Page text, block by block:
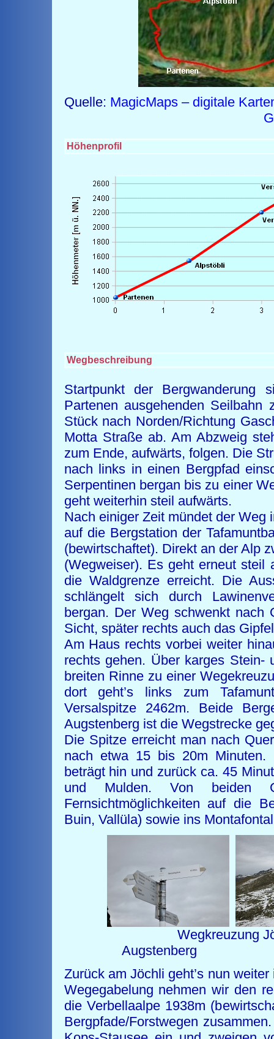
Quelle: MagicMaps – digitale
Höhenprofil
Wegbeschreibung
Startpunkt der Bergwanderung
Partenen ausgehenden
Stück nach Norden/Richtung
Motta Straße ab. Am Abzweig
zum Ende, aufwärts, folgen. Die
nach links in einen Bergpfad
Serpentinen bergan bis zu einer
geht weiterhin steil aufwärts.
Nach einiger Zeit mündet der Weg
auf die Bergstation der
(bewirtschaftet). Direkt an der Alp
(Wegweiser). Es geht erneut steil
die Waldgrenze erreicht. Die
schlängelt sich durch
bergan. Der Weg schwenkt nach
Sicht, später rechts auch das
Am Haus rechts vorbei weiter
rechts gehen. Über karges Stein-
breiten Rinne zu einer
dort geht’s links zum
Versalspitze 2462m. Beide
Augstenberg ist die Wegstrecke
Die Spitze erreicht man nach
nach etwa 15 bis 20m Minuten.
beträgt hin und zurück ca. 45
und Mulden. Von beiden
Fernsichtmöglichkeiten auf die
Buin, Vallüla) sowie ins
Zurück am Jöchli geht’s nun
Wegegabelung nehmen wir den
die Verbellaalpe 1938m
Bergpfade/Forstwegen